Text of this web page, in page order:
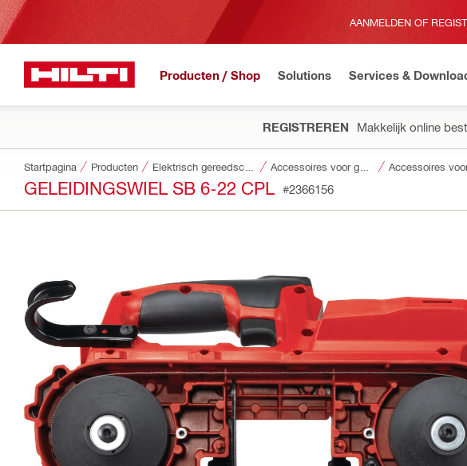
AANMELDEN OF
Producten / Shop Solutions Services &
REGISTREREN Makkelijk online
Startpagina Producten Accessoires
GELEIDINGSWIEL SB 6-22 CPL #2366156